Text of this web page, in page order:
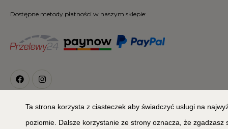
Dostępne metody płatności w naszym sklepie:
Copyright 2020 © MIŁA ODMIANA. All Rights Reserved
Ta strona korzysta z ciasteczek aby świadczyć usługi na
poziomie. Dalsze korzystanie ze strony oznacza, że zgadzasz